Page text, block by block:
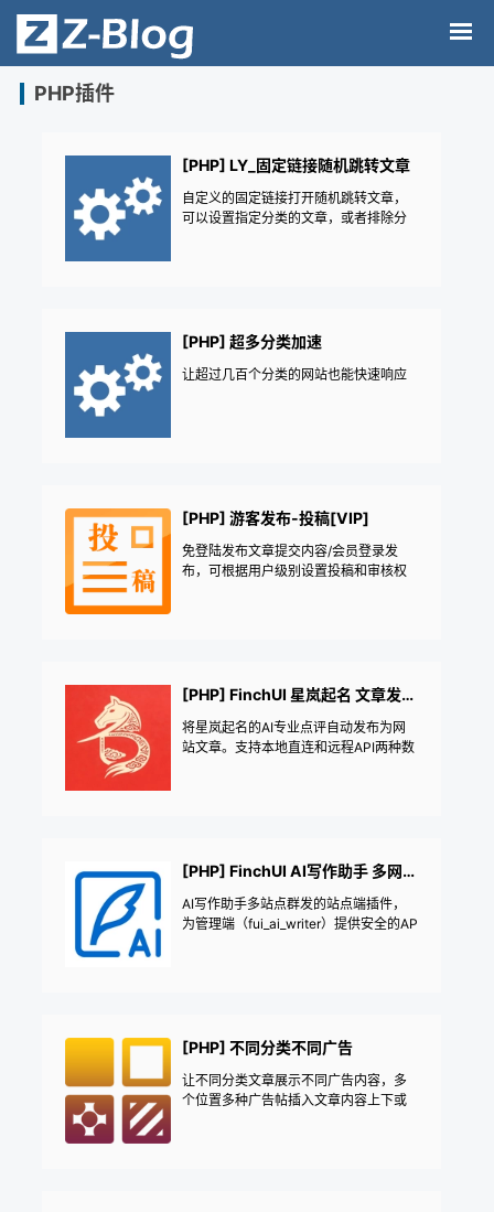
PHP插件
[PHP] LY_固定链接随机跳转文章
自定义的固定链接打开随机跳转文章，
可以设置指定分类的文章，或者排除分
[PHP] 超多分类加速
让超过几百个分类的网站也能快速响应
[PHP] 游客发布-投稿[VIP]
免登陆发布文章提交内容/会员登录发
布，可根据用户级别设置投稿和审核权
[PHP] FinchUI 星岚起名 文章发布助手
将星岚起名的AI专业点评自动发布为网
站文章。支持本地直连和远程API两种数
[PHP] FinchUI AI写作助手 多网站群发站点端
AI写作助手多站点群发的站点端插件，
为管理端（fui_ai_writer）提供安全的AP
[PHP] 不同分类不同广告
让不同分类文章展示不同广告内容，多
个位置多种广告帖插入文章内容上下或